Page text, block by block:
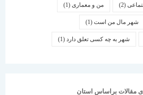
من و معماری (1)
من است(1)
به چه کسی تعلق دارد(1)
براساس استان